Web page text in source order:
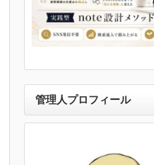
管理人プロフィール